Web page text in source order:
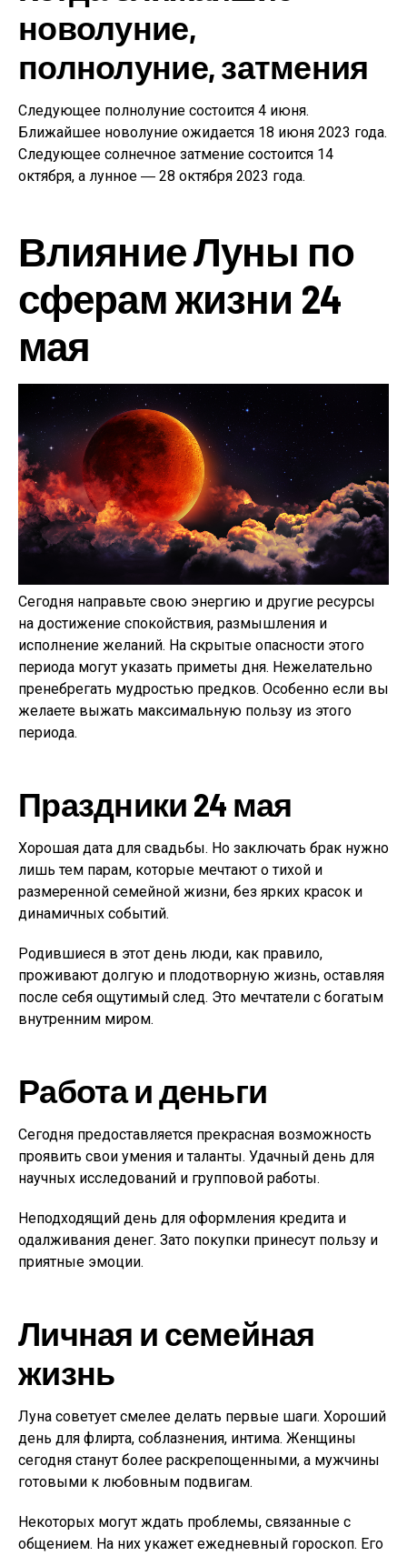
новолуние,
полнолуние, затмения
Следующее полнолуние состоится 4 июня.
Ближайшее новолуние ожидается 18 июня 2023 года.
Следующее солнечное затмение состоится 14
октября, а лунное ― 28 октября 2023 года.
Влияние Луны по
сферам жизни 24
мая
Сегодня направьте свою энергию и другие ресурсы
на достижение спокойствия, размышления и
исполнение желаний. На скрытые опасности этого
периода могут указать приметы дня. Нежелательно
пренебрегать мудростью предков. Особенно если вы
желаете выжать максимальную пользу из этого
периода.
Праздники 24 мая
Хорошая дата для свадьбы. Но заключать брак нужно
лишь тем парам, которые мечтают о тихой и
размеренной семейной жизни, без ярких красок и
динамичных событий.
Родившиеся в этот день люди, как правило,
проживают долгую и плодотворную жизнь, оставляя
после себя ощутимый след. Это мечтатели с богатым
внутренним миром.
Работа и деньги
Сегодня предоставляется прекрасная возможность
проявить свои умения и таланты. Удачный день для
научных исследований и групповой работы.
Неподходящий день для оформления кредита и
одалживания денег. Зато покупки принесут пользу и
приятные эмоции.
Личная и семейная
жизнь
Луна советует смелее делать первые шаги. Хороший
день для флирта, соблазнения, интима. Женщины
сегодня станут более раскрепощенными, а мужчины
готовыми к любовным подвигам.
Некоторых могут ждать проблемы, связанные с
общением. На них укажет ежедневный гороскоп. Его